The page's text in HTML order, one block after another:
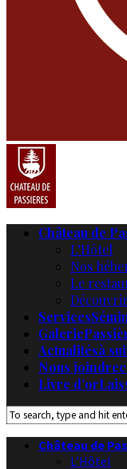
Château de
L’Hôtel
Nos
Le
Services
Galerie
Actualitésà
Nous joindre
Livre d’or
Château de
L’Hôtel